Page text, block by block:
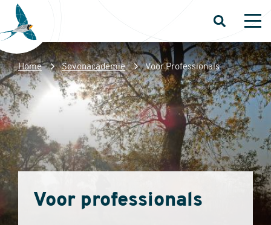
Overslaan
naar
de
inhoud
gaan
Sovon
Homepage
Open
Kruimelpad
Home Sovonacademie Voor Professionals
Voor professionals